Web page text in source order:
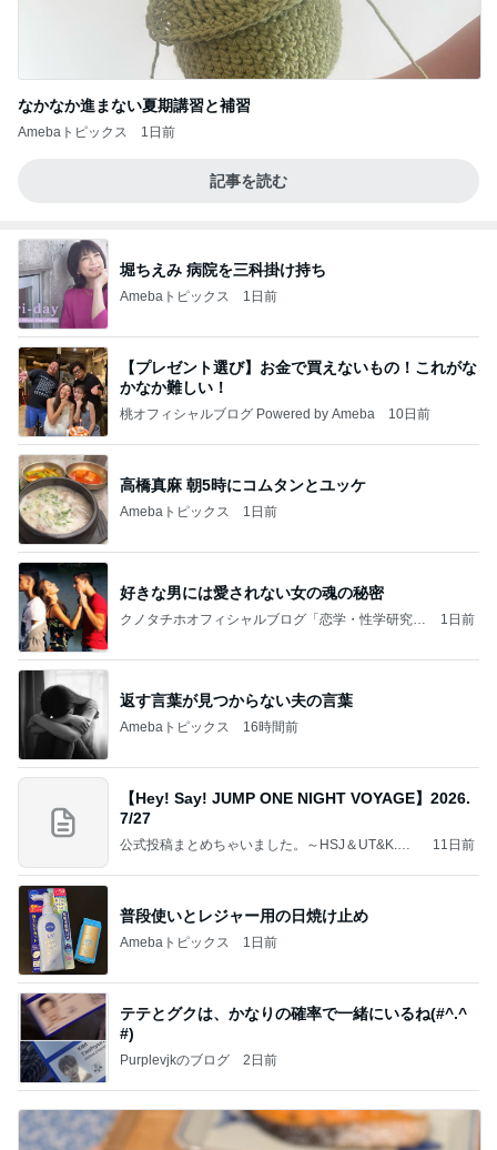
なかなか進まない夏期講習と補習
Amebaトピックス 1日前
記事を読む
堀ちえみ 病院を三科掛け持ち
Amebaトピックス 1日前
【プレゼント選び】お金で買えないもの！これがな
かなか難しい！
桃オフィシャルブログ Powered by Ameba 10日前
高橋真麻 朝5時にコムタンとユッケ
Amebaトピックス 1日前
好きな男には愛されない女の魂の秘密
クノタチホオフィシャルブログ「恋学・性学研究
1日前
返す言葉が見つからない夫の言葉
Amebaトピックス 16時間前
【Hey! Say! JUMP ONE NIGHT VOYAGE】2026.
7/27
公式投稿まとめちゃいました。～HSJ＆UT&K.O.
11日前
普段使いとレジャー用の日焼け止め
Amebaトピックス 1日前
テテとグクは、かなりの確率で一緒にいるね(#^.^
#)
Purplevjkのブログ 2日前